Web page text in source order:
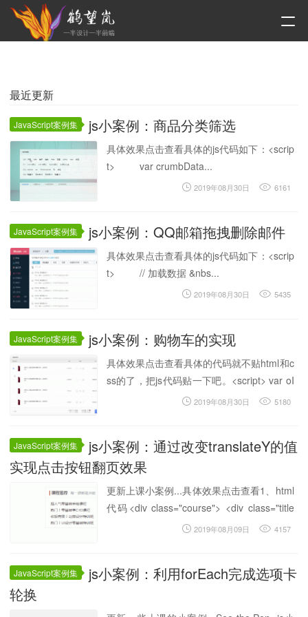
最近更新
JavaScript案例集 js小案例：商品分类筛选
具体效果点击查看具体的js代码如下：<scrip
t> var crumbData...
2019年08月30日 6161
JavaScript案例集 js小案例：QQ邮箱拖拽删除邮件
具体效果点击查看具体的js代码如下：<scrip
t> // 加载数据 &nbs...
2019年08月30日 5435
JavaScript案例集 js小案例：购物车的实现
具体效果点击查看具体的代码就不贴html和c
ss的了，把js代码贴一下吧。<script> var oI
nputCheck = document.query...
2019年08月30日 5180
JavaScript案例集
js小案例：通过改变translateY的值
实现点击按钮翻页效果
更新上课小案例...具体效果点击查看1、html
代码<div class="course"> <div class="title
2019年08月09日 4157
JavaScript案例集
js小案例：利用forEach完成选项卡
轮换